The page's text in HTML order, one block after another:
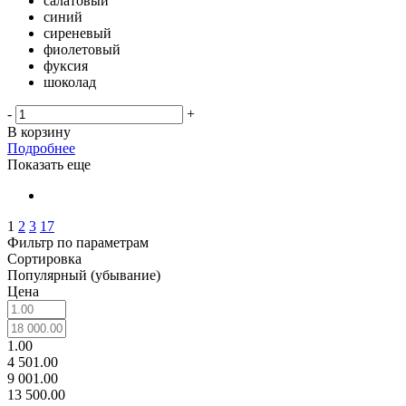
синий
сиреневый
фиолетовый
фуксия
шоколад
-
+
В корзину
Подробнее
Показать еще
1 2 3 17
Фильтр по параметрам
Сортировка
Популярный (убывание)
Цена
1.00
4 501.00
9 001.00
13 500.00